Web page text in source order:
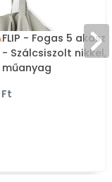
FLIP - Fogas 5
- Szálcsiszolt nikkel,
műanyag